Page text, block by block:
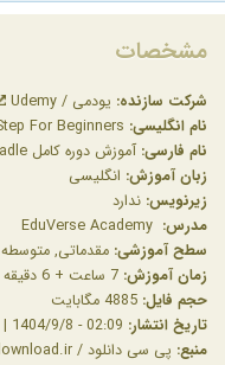
مشخصات
شرکت سازنده: یودمی / Udemy
نام انگلیسی:
نام فارسی: آموزش دوره کامل Gradle: گام به گام برای تازه کارها
زبان آموزش: انگلیسی
زیرنویس: ندارد
مدرس: EduVerse Academy
سطح آموزشی: مقدماتی, متوسطه
زمان آموزش:
حجم فایل:
تاریخ انتشار:
منبع: پی سی دانلود / www.p30download.ir